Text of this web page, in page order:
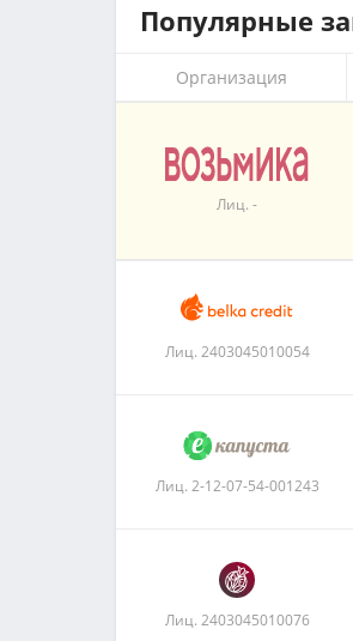
Популярные
Организация
Лиц. -
Лиц. 2403045010054
Лиц. 2-12-07-54-001243
Лиц. 2403045010076